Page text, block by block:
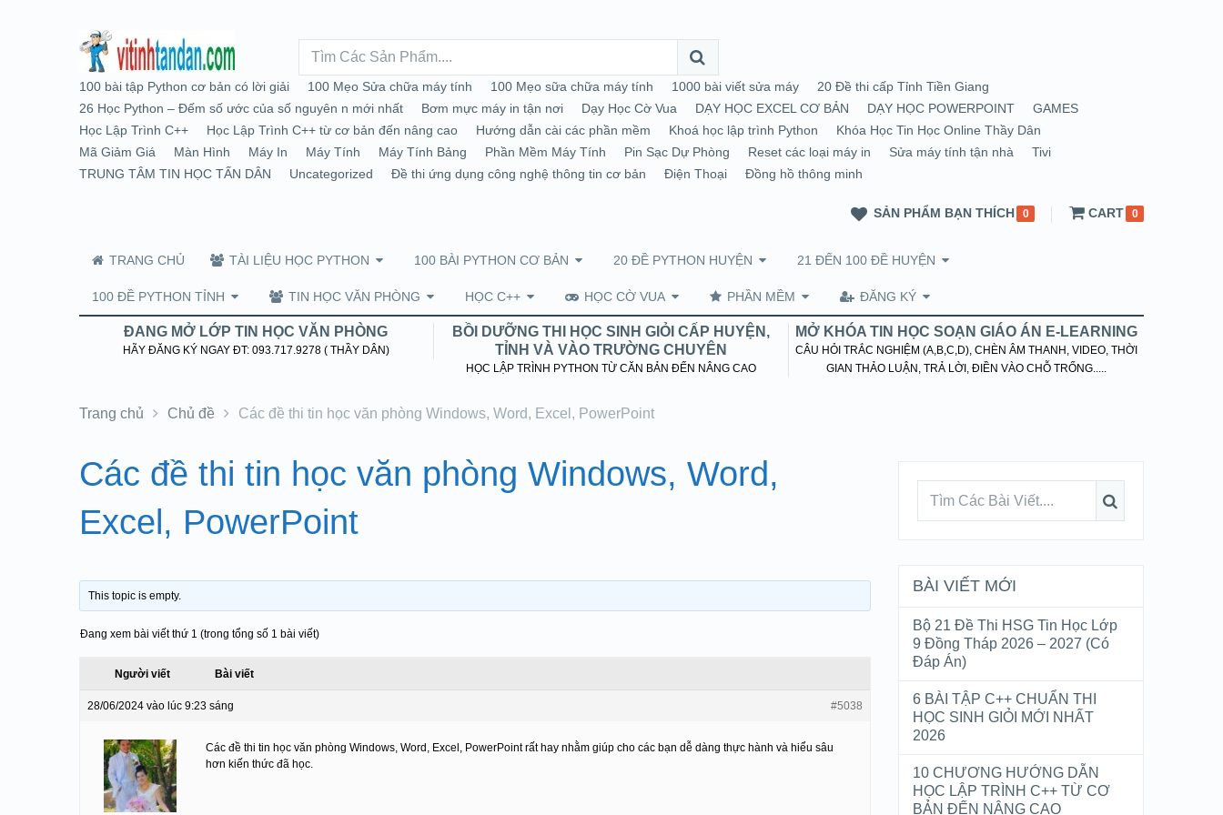
100 bài tập Python cơ bản có lời giải 100 Mẹo Sửa chữa máy tính 100 Mẹo sữa chữa máy tính 1000 bài viết sửa máy
20 Đề thi cấp Tỉnh Tiền Giang
26 Học Python – Đếm số ước của số nguyên n mới nhất
Bơm mực máy in tận nơi Dạy Học Cờ Vua DẠY HỌC EXCEL CƠ BẢN DẠY HỌC POWERPOINT
GAMES
Học Lập Trình C++
Học Lập Trình C++ từ cơ bản đến nâng cao Hướng dẫn cài các phần mềm Khoá học lập trình Python
Khóa Học Tin Học Online Thầy Dân
Mã Giảm Giá
Màn Hình Máy In Máy Tính Máy Tính Bảng Phần Mềm Máy Tính Pin Sạc Dự Phòng Reset các loại máy in Sửa máy tính tận nhà
Tivi
TRUNG TÂM TIN HỌC TẤN DÂN
Uncategorized Đề thi ứng dụng công nghệ thông tin cơ bản Điện Thoại Đồng hồ thông minh
SẢN PHẨM BẠN THÍCH 0 CART 0
TRANG CHỦ TÀI LIỆU HỌC PYTHON 100 BÀI PYTHON CƠ BẢN 20 ĐỀ PYTHON HUYỆN 21 ĐẾN 100 ĐỀ HUYỆN
100 ĐỀ PYTHON TỈNH TIN HỌC VĂN PHÒNG HỌC C++ HỌC CỜ VUA PHẦN MỀM ĐĂNG KÝ
ĐANG MỞ LỚP TIN HỌC VĂN PHÒNG
HÃY ĐĂNG KÝ NGAY ĐT: 093.717.9278 ( THẦY DÂN)
BỒI DƯỠNG THI HỌC SINH GIỎI CẤP HUYỆN,
TỈNH VÀ VÀO TRƯỜNG CHUYÊN
HỌC LẬP TRÌNH PYTHON TỪ CĂN BẢN ĐẾN NÂNG CAO
MỞ KHÓA TIN HỌC SOẠN GIÁO ÁN E-LEARNING
CÂU HỎI TRẮC NGHIỆM (A,B,C,D), CHÈN ÂM THANH, VIDEO, THỜI
GIAN THẢO LUẬN, TRẢ LỜI, ĐIỀN VÀO CHỖ TRỐNG.....
Trang chủ Chủ đề Các đề thi tin học văn phòng Windows, Word, Excel, PowerPoint
Các đề thi tin học văn phòng Windows, Word,
Excel, PowerPoint
This topic is empty.
Đang xem bài viết thứ 1 (trong tổng số 1 bài viết)
Người viết Bài viết
28/06/2024 vào lúc 9:23 sáng #5038
Các đề thi tin học văn phòng Windows, Word, Excel, PowerPoint rất hay nhằm giúp cho các bạn dễ dàng thực hành và hiểu sâu
hơn kiến thức đã học.
BÀI VIẾT MỚI
Bộ 21 Đề Thi HSG Tin Học Lớp
9 Đồng Tháp 2026 – 2027 (Có
Đáp Án)
6 BÀI TẬP C++ CHUẨN THI
HỌC SINH GIỎI MỚI NHẤT
2026
10 CHƯƠNG HƯỚNG DẪN
HỌC LẬP TRÌNH C++ TỪ CƠ
BẢN ĐẾN NÂNG CAO